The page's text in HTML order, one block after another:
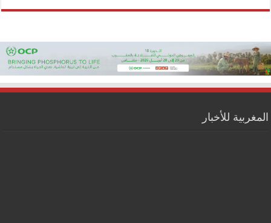
المغربية للأخبار